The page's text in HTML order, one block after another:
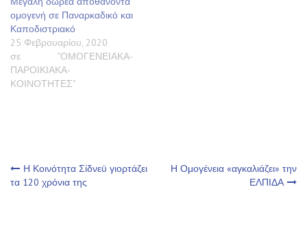
ομογενή σε Παναρκαδικό και
Καποδιστριακό
25 Φεβρουαρίου, 2020
σε "ΟΜΟΓΕΝΕΙΑΚΑ-
ΠΑΡΟΙΚΙΑΚΑ-
ΚΟΙΝΟΤΗΤΕΣ"
Πλοήγηση
Η Κοινότητα Σίδνεϋ γιορτάζει
τα 120 χρόνια της
Η Ομογένεια «αγκαλιάζει» την
ΕΛΠΙΔΑ